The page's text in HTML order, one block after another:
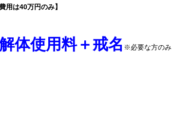
用は40万円のみ】
体使用料＋戒名 ※必要な方のみ